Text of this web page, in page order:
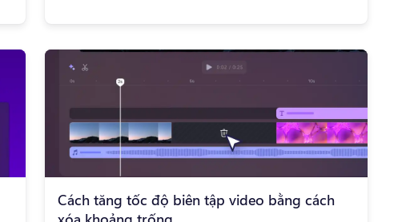
Cách tăng tốc độ biên tập video bằng cách